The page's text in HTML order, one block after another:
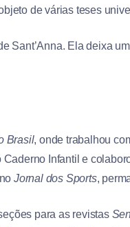
de várias teses
Sant’Anna. Ela deixa
Brasil, onde trabalhou
Infantil e
Jornal dos Sports,
para as revistas